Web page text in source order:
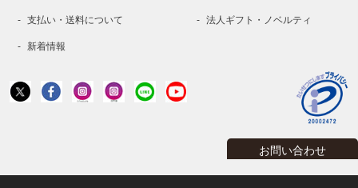
支払い・送料について 法人ギフト・ノベルティ
新着情報
お問い合わせ